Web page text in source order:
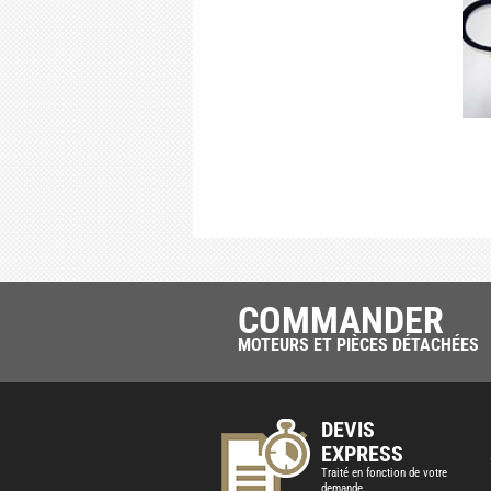
COMMANDER
MOTEURS ET PIÈCES DÉTACHÉES
DEVIS
EXPRESS
Traité en fonction de votre